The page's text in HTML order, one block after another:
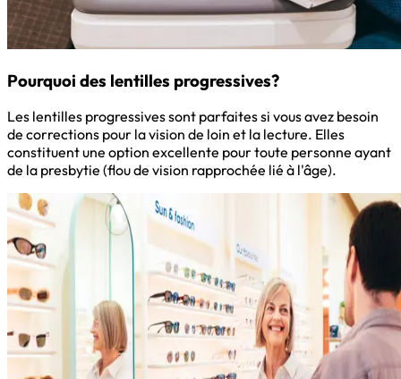
Pourquoi des lentilles progressives?
Les lentilles progressives sont parfaites si vous avez besoin
de corrections pour la vision de loin et la lecture. Elles
constituent une option excellente pour toute personne ayant
de la presbytie (flou de vision rapprochée lié à l'âge).